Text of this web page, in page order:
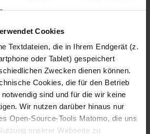
Cookies
Textdateien, die in Ihrem Endgerät (z.
oder Tablet) gespeichert
Zwecken dienen können.
Cookies, die für den Betrieb
sind und für die wir keine
Wir nutzen darüber hinaus nur
Open-Source-Tools Matomo, die uns
unserer Webseite zu
Fotografo: Lorenz
Sternbach
Download